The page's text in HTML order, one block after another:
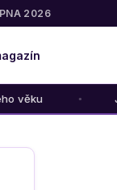
2026
Jak správně vybrat